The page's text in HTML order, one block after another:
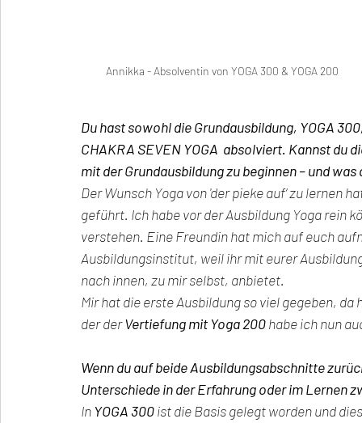
Annikka - Absolventin von YOGA 300 & YOGA 200
Du hast sowohl die Grundausbildung, YOGA
CHAKRA SEVEN YOGA  absolviert. Kannst
mit der Grundausbildung zu beginnen – und
Der Wunsch Yoga von 'der pieke auf‘ zu lernen
geführt. Ich habe vor der Ausbildung Yoga rein
verstehen. Eine Freundin hat mich auf euch
Ausbildungsinstitut, weil ihr mit eurer
nach innen, zu mir selbst, anbietet.
Mir hat die erste Ausbildung so viel gegeben,
der der Vertiefung mit Yoga 200 habe ich nun
Wenn du auf beide Ausbildungsabschnitte
Unterschiede in der Erfahrung oder im Lernen
In YOGA 300 ist die Basis gelegt worden und